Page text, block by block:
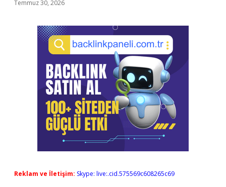
Temmuz 30, 2026
Reklam ve İletişim: Skype: live:.cid.575569c608265c69